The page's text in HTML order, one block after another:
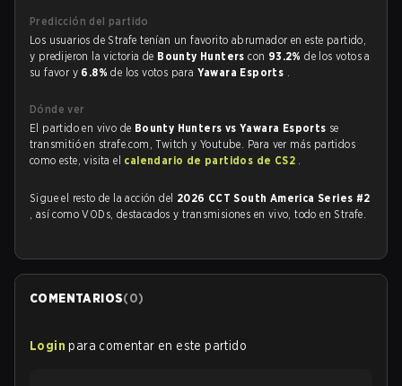
Predicción del partido
Los usuarios de Strafe tenían un favorito abrumador en este partido,
y predijeron la victoria de Bounty Hunterscon 93.2%de los votos a
su favor y 6.8%de los votos para Yawara Esports .
Dónde ver
El partido en vivo de Bounty Hunters vs Yawara Esports se
transmitió en strafe.com, Twitch y Youtube. Para ver más partidos
como este, visita el calendario de partidos de CS2 .
Sigue el resto de la acción del 2026 CCT South America Series #2
, así como VODs, destacados y transmisiones en vivo, todo en Strafe.
COMENTARIOS(0)
Login para comentar en este partido